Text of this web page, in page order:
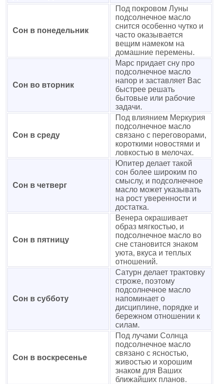
Сон в понедельник
Под покровом Луны
подсолнечное масло
снится особенно чутко и
часто оказывается
вещим намеком на
домашние перемены.
Сон во вторник
Марс придает сну про
подсолнечное масло
напор и заставляет Вас
быстрее решать
бытовые или рабочие
задачи.
Сон в среду
Под влиянием Меркурия
подсолнечное масло
связано с переговорами,
короткими новостями и
ловкостью в мелочах.
Сон в четверг
Юпитер делает такой
сон более широким по
смыслу, и подсолнечное
масло может указывать
на рост уверенности и
достатка.
Сон в пятницу
Венера окрашивает
образ мягкостью, и
подсолнечное масло во
сне становится знаком
уюта, вкуса и теплых
отношений.
Сон в субботу
Сатурн делает трактовку
строже, поэтому
подсолнечное масло
напоминает о
дисциплине, порядке и
бережном отношении к
силам.
Сон в воскресенье
Под лучами Солнца
подсолнечное масло
связано с ясностью,
живостью и хорошим
знаком для Ваших
ближайших планов.